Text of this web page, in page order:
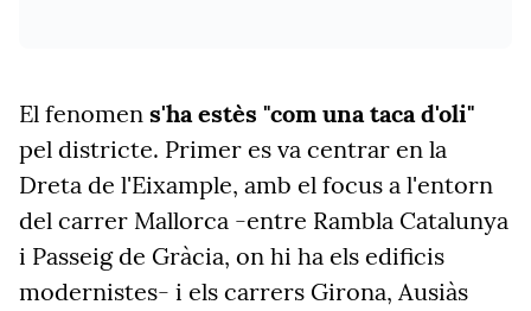
El fenomen s'ha estès "com una taca d'oli"
pel districte. Primer es va centrar en la
Dreta de l'Eixample, amb el focus a l'entorn
del carrer Mallorca -entre Rambla Catalunya
i Passeig de Gràcia, on hi ha els edificis
modernistes- i els carrers Girona, Ausiàs